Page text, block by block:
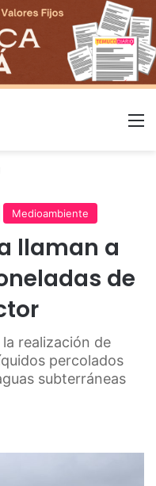
Medioambiente
llaman a
de
realización de
percolados
subterráneas